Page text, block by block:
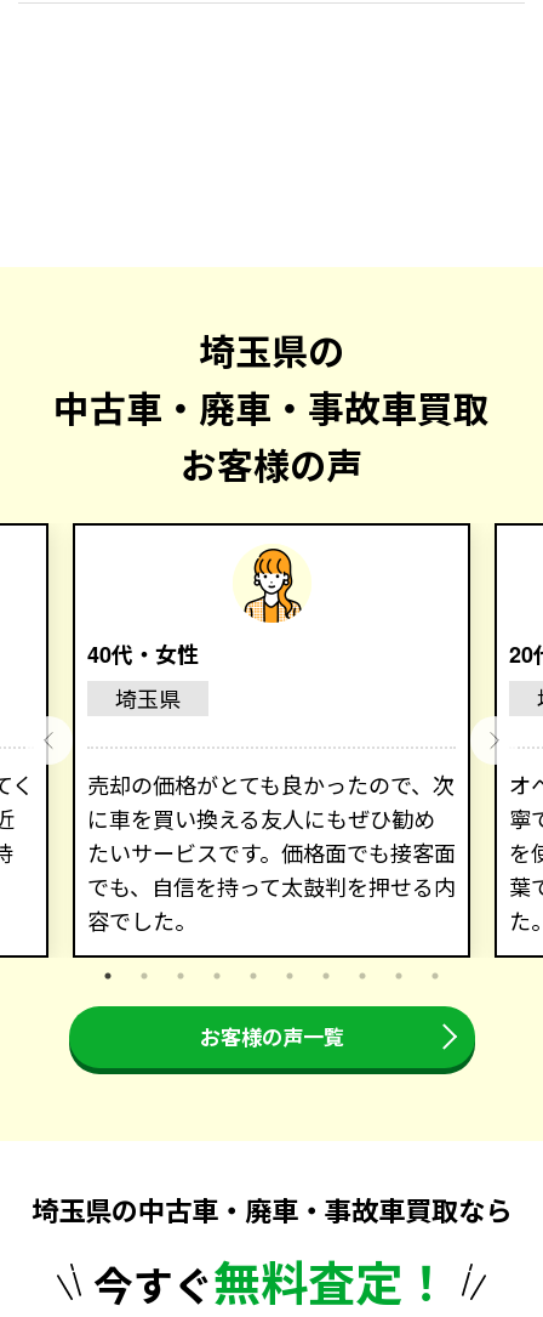
埼玉県の
中古車・廃車・事故車買取
お客様の声
く
40代・女性
埼玉県
売却の価格がとても良かったので、次
に車を買い換える友人にもぜひ勧め
たいサービスです。価格面でも接客面
でも、自信を持って太鼓判を押せる内
容でした。
20
オ
寧
を
葉
た
お客様の声一覧
埼玉県の中古車・廃車・事故車買取なら
今すぐ無料査定！